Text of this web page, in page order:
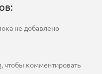
не добавлено
, чтобы комментировать